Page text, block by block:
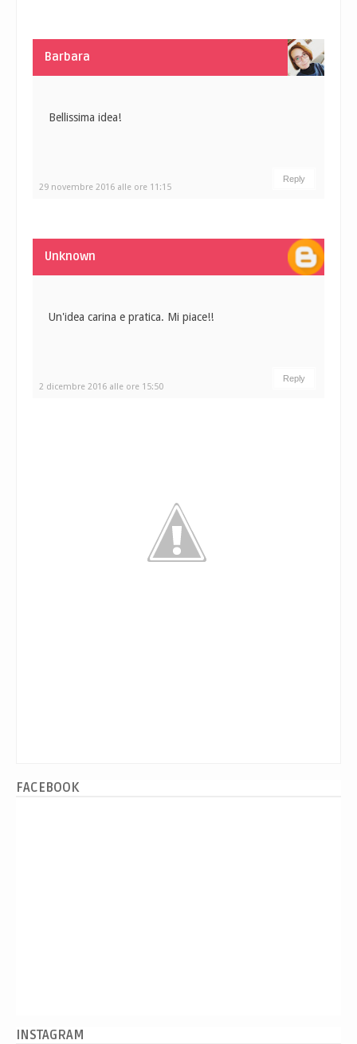
Barbara
29 novembre 2016 alle ore 11:15
Bellissima idea!
Reply
Unknown
2 dicembre 2016 alle ore 15:50
Un'idea carina e pratica. Mi piace!!
Reply
FACEBOOK
INSTAGRAM